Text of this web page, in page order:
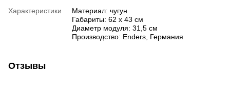
Характеристики
Материал: чугун
Габариты: 62 х 43 см
Диаметр модуля: 31,5 см
Производство: Enders, Германия
Отзывы